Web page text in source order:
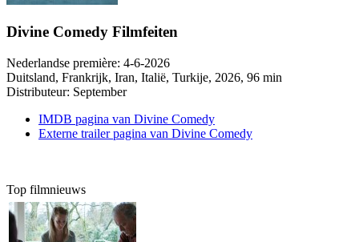
Divine Comedy Filmfeiten
Nederlandse première: 4-6-2026
Duitsland, Frankrijk, Iran, Italië, Turkije, 2026, 96 min
Distributeur: September
IMDB pagina van Divine Comedy
Externe trailer pagina van Divine Comedy
Top filmnieuws